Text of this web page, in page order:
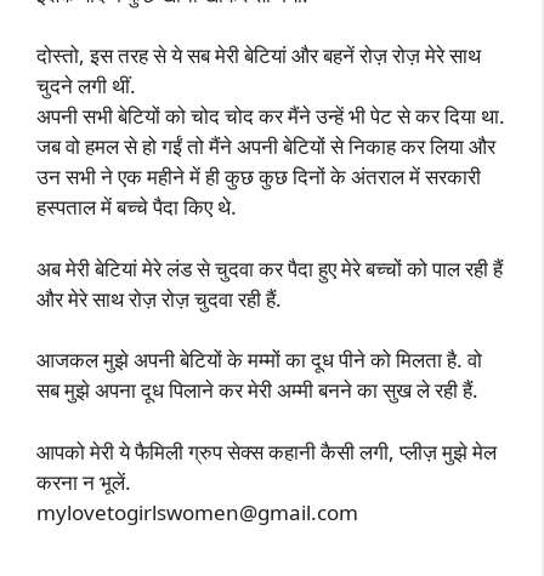
दोस्तो, इस तरह से ये सब मेरी बेटियां और बहनें रोज़ रोज़ मेरे साथ
चुदने लगी थीं.
अपनी सभी बेटियों को चोद चोद कर मैंने उन्हें भी पेट से कर दिया था.
जब वो हमल से हो गईं तो मैंने अपनी बेटियों से निकाह कर लिया और
उन सभी ने एक महीने में ही कुछ कुछ दिनों के अंतराल में सरकारी
हस्पताल में बच्चे पैदा किए थे.
अब मेरी बेटियां मेरे लंड से चुदवा कर पैदा हुए मेरे बच्चों को पाल रही हैं
और मेरे साथ रोज़ रोज़ चुदवा रही हैं.
आजकल मुझे अपनी बेटियों के मम्मों का दूध पीने को मिलता है. वो
सब मुझे अपना दूध पिलाने कर मेरी अम्मी बनने का सुख ले रही हैं.
आपको मेरी ये फैमिली ग्रुप सेक्स कहानी कैसी लगी, प्लीज़ मुझे मेल
करना न भूलें.
mylovetogirlswomen@gmail.com